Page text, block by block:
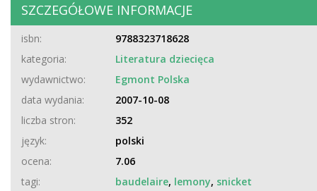
SZCZEGÓŁOWE INFORMACJE
isbn:
9788323718628
kategoria:
Literatura dziecięca
wydawnictwo:
Egmont Polska
data wydania:
2007-10-08
liczba stron:
352
język:
polski
ocena:
7.06
tagi:
baudelaire, lemony, snicket